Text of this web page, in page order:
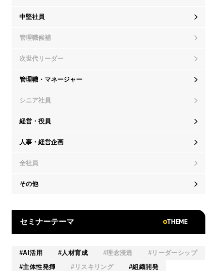
中堅社員
管理職候補
次世代リーダー
管理職・マネージャー
シニア社員
経営・役員
人事・経営企画
全社員
その他
セミナーテーマ THEME
AI活用 人材育成 理念浸透
リーダーシップ
主体性発揮
リスキリング
組織開発